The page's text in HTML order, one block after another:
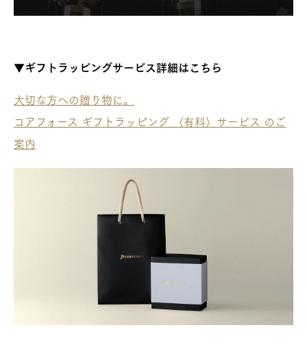
▼ギフトラッピングサービス詳細はこちら
大切な方への贈り物に。
コアフォース ギフトラッピング 〈有料〉サービス のご
案内